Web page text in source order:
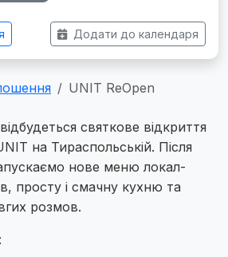
Додати до календаря
UNIT ReOpen
відбудеться святкове відкриття
на Тираспольській. Після
нове меню локал-
просту і смачну кухню та
розмов.